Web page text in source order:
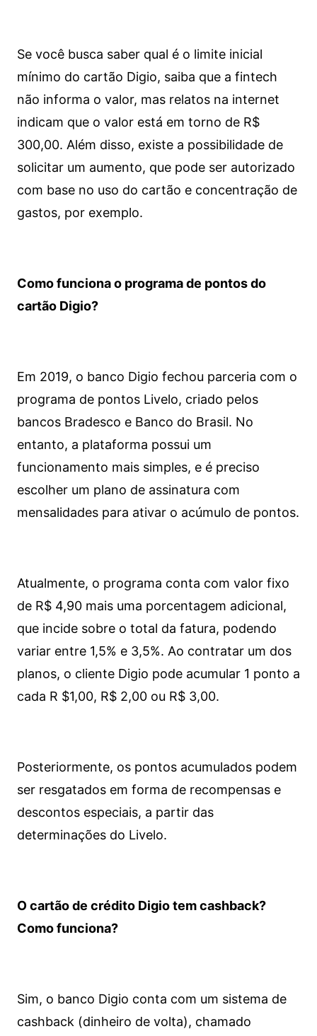
Se você busca saber qual é o limite inicial
mínimo do cartão Digio, saiba que a fintech
não informa o valor, mas relatos na internet
indicam que o valor está em torno de R$
300,00. Além disso, existe a possibilidade de
solicitar um aumento, que pode ser autorizado
com base no uso do cartão e concentração de
gastos, por exemplo.
Como funciona o programa de pontos do
cartão Digio?
Em 2019, o banco Digio fechou parceria com o
programa de pontos Livelo, criado pelos
bancos Bradesco e Banco do Brasil. No
entanto, a plataforma possui um
funcionamento mais simples, e é preciso
escolher um plano de assinatura com
mensalidades para ativar o acúmulo de pontos.
Atualmente, o programa conta com valor fixo
de R$ 4,90 mais uma porcentagem adicional,
que incide sobre o total da fatura, podendo
variar entre 1,5% e 3,5%. Ao contratar um dos
planos, o cliente Digio pode acumular 1 ponto a
cada R $1,00, R$ 2,00 ou R$ 3,00.
Posteriormente, os pontos acumulados podem
ser resgatados em forma de recompensas e
descontos especiais, a partir das
determinações do Livelo.
O cartão de crédito Digio tem cashback?
Como funciona?
Sim, o banco Digio conta com um sistema de
cashback (dinheiro de volta), chamado